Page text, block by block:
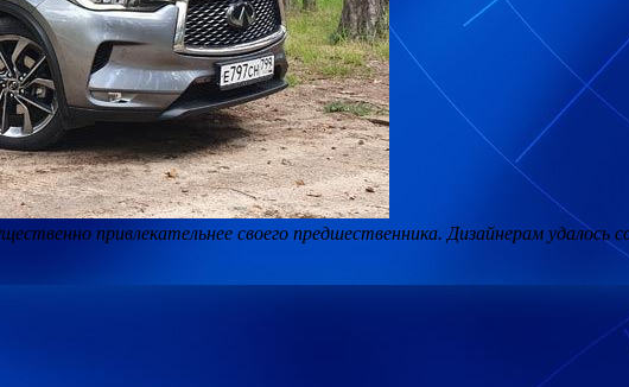
привлекательнее своего предшественника. Дизайнерам